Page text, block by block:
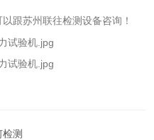
跟苏州联往检测设备咨询！
测